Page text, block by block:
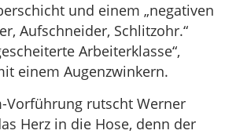
und einem „negativen
Aufschneider, Schlitzohr.“
Arbeiterklasse“,
einem Augenzwinkern.
Vorführung rutscht Werner
Herz in die Hose, denn der